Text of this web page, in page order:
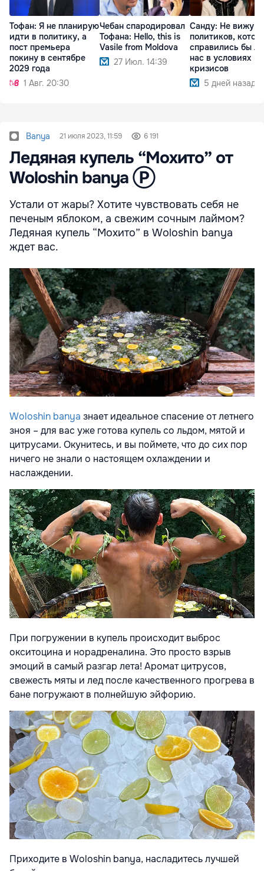
Тофан: Я не планирую
идти в политику, а
пост премьера
покину в сентябре
2029 года
1 Авг. 20:30
Чебан спародировал
Тофана: Hello, this is
Vasile from Moldova
27 Июл. 14:39
Санду: Не вижу
политиков,
справились бы
нас в условиях
кризисов
5 дней назад
Banya 21 июля 2023, 11:59 6 191
Ледяная купель “Мохито” от
Woloshin banya Ⓟ
Устали от жары? Хотите чувствовать себя не
печеным яблоком, а свежим сочным лаймом?
Ледяная купель “Мохито” в Woloshin banya
ждет вас.
Woloshin banya знает идеальное спасение от летнего
зноя – для вас уже готова купель со льдом, мятой и
цитрусами. Окунитесь, и вы поймете, что до сих пор
ничего не знали о настоящем охлаждении и
наслаждении.
При погружении в купель происходит выброс
окситоцина и норадреналина. Это просто взрыв
эмоций в самый разгар лета! Аромат цитрусов,
свежесть мяты и лед после качественного прогрева в
бане погружают в полнейшую эйфорию.
Приходите в Woloshin banya, насладитесь лучшей